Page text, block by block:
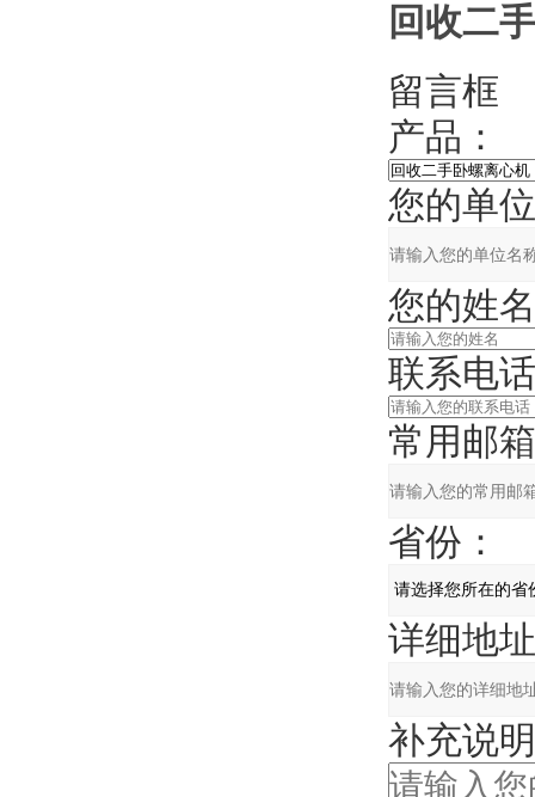
回收二
留言框
产品：
您的单位
您的姓名
联系电话
常用邮箱
省份：
详细地址
补充说明